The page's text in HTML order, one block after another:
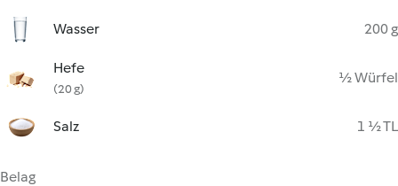
Wasser 200 g
Hefe
(20 g)
½ Würfel
Salz 1 ½ TL
Belag